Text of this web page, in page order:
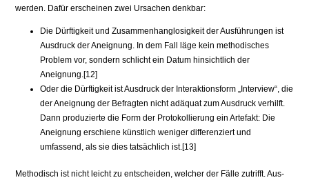
werden. Dafür erscheinen zwei Ursachen denkbar:
Die Dürftigkeit und Zusammenhanglosigkeit der Ausführungen ist
Aus­druck der Aneignung. In dem Fall läge kein methodisches
Problem vor, sondern schlicht ein Datum hinsichtlich der
Aneignung.[12]
Oder die Dürftigkeit ist Ausdruck der Interaktionsform „Interview“, die
der Aneignung der Befragten nicht adäquat zum Ausdruck verhilft.
Dann produzierte die Form der Protokollierung ein Artefakt: Die
Aneignung erschiene künstlich weniger differenziert und
umfassend, als sie dies tat­sächlich ist.[13]
Methodisch ist nicht leicht zu entscheiden, welcher der Fälle zutrifft. Aus­